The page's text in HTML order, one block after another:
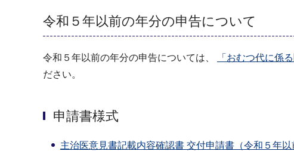
令和５年以前の年分の申告について
令和５年以前の年分の申告については、 「おむつ代に係
ださい。
申請書様式
主治医意見書記載内容確認書 交付申請書（令和５年